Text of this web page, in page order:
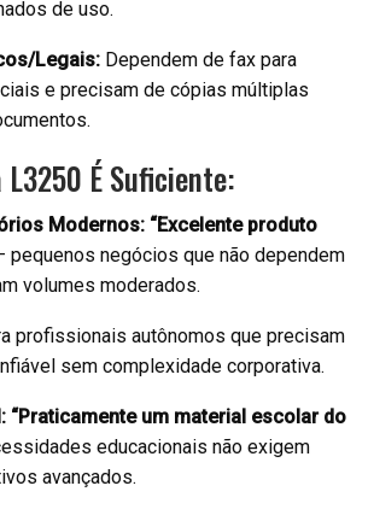
de uso.
Legais: Dependem de fax para
e precisam de cópias múltiplas
L3250 É Suficiente:
Modernos: “Excelente produto
pequenos negócios que não dependem
volumes moderados.
profissionais autônomos que precisam
sem complexidade corporativa.
“Praticamente um material escolar do
educacionais não exigem
avançados.